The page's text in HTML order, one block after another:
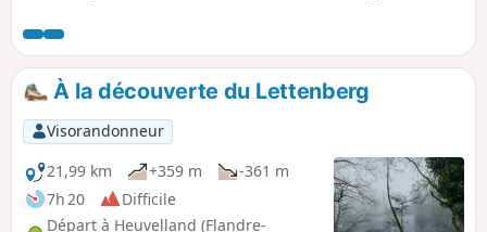
long du Mont Rouge.
À la découverte du Lettenberg
Visorandonneur
21,99 km
+359 m
-361 m
7h 20
Difficile
Départ à Heuvelland (Flandre-